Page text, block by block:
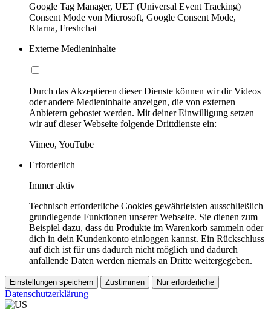
Google Tag Manager, UET (Universal Event Tracking)
Consent Mode von Microsoft, Google Consent Mode,
Klarna, Freshchat
Externe Medieninhalte
Durch das Akzeptieren dieser Dienste können wir dir Videos
oder andere Medieninhalte anzeigen, die von externen
Anbietern gehostet werden. Mit deiner Einwilligung setzen
wir auf dieser Webseite folgende Drittdienste ein:
Vimeo, YouTube
Erforderlich
Immer aktiv
Technisch erforderliche Cookies gewährleisten ausschließlich
grundlegende Funktionen unserer Webseite. Sie dienen zum
Beispiel dazu, dass du Produkte im Warenkorb sammeln oder
dich in dein Kundenkonto einloggen kannst. Ein Rückschluss
auf dich ist für uns dadurch nicht möglich und dadurch
anfallende Daten werden niemals an Dritte weitergegeben.
Einstellungen speichern Zustimmen Nur erforderliche
Datenschutzerklärung